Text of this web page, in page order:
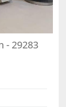
- 29283